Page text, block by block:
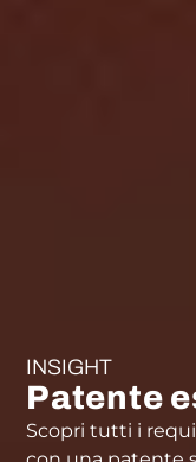
INSIGHT
Patente
Scopri tutti i